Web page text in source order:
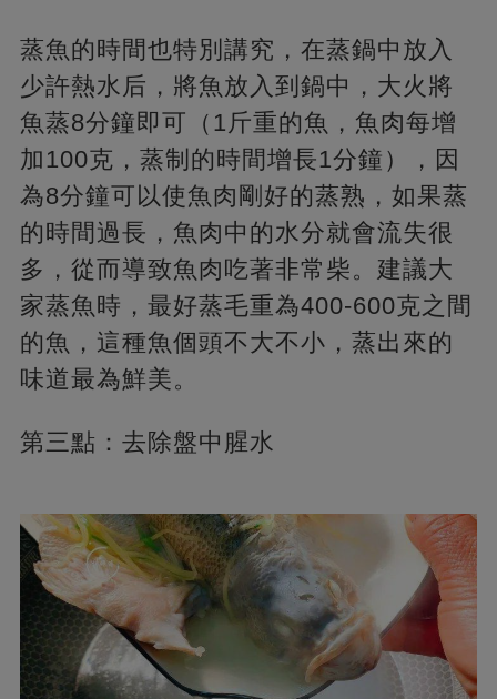
蒸魚的時間也特別講究，在蒸鍋中放入
少許熱水后，將魚放入到鍋中，大火將
魚蒸8分鐘即可（1斤重的魚，魚肉每增
加100克，蒸制的時間增長1分鐘），因
為8分鐘可以使魚肉剛好的蒸熟，如果蒸
的時間過長，魚肉中的水分就會流失很
多，從而導致魚肉吃著非常柴。建議大
家蒸魚時，最好蒸毛重為400-600克之間
的魚，這種魚個頭不大不小，蒸出來的
味道最為鮮美。
第三點：去除盤中腥水